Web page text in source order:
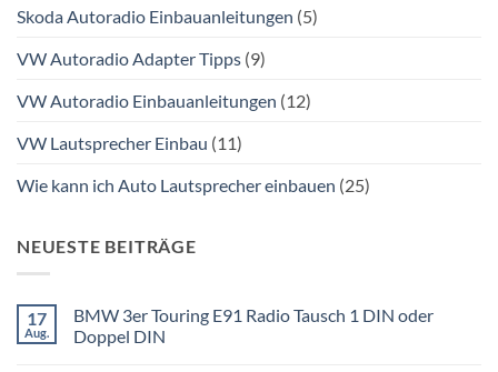
Skoda Autoradio Einbauanleitungen (5)
VW Autoradio Adapter Tipps (9)
VW Autoradio Einbauanleitungen (12)
VW Lautsprecher Einbau (11)
Wie kann ich Auto Lautsprecher einbauen (25)
NEUESTE BEITRÄGE
17
Aug.
BMW 3er Touring E91 Radio Tausch 1 DIN oder
Doppel DIN